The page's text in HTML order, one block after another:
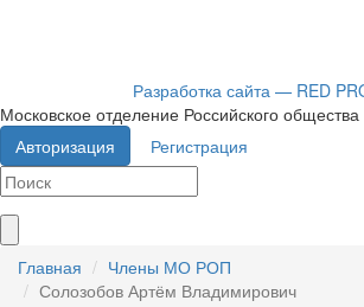
Разработка сайта — RED
Московское отделение Российского
Авторизация
Регистрация
Главная
Члены МО РОП
Солозобов Артём Владимирович